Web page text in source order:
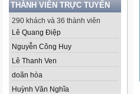
THÀNH VIÊN TRỰC TUYẾN
290 khách và 36 thành viên
Lê Quang Điệp
Nguyễn Công Huy
Lê Thanh Ven
doãn hòa
Huỳnh Văn Nghĩa